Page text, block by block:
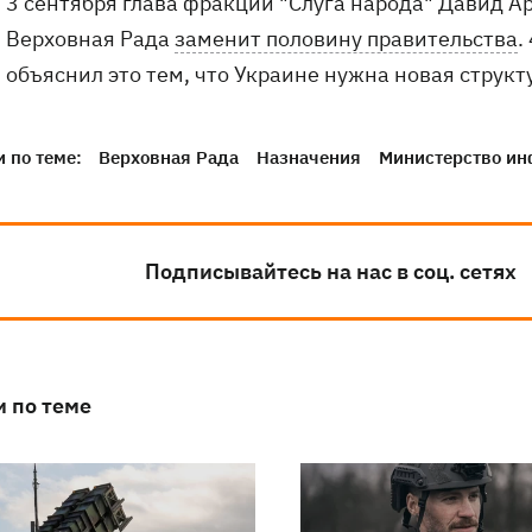
Верховная Рада заменит половину правительства.
объяснил это тем, что Украине нужна новая
по теме: Верховная Рада Назначения Министерство
Подписывайтесь на нас в соц. сетях
по теме